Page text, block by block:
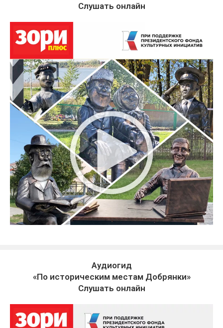
Слушать онлайн
Аудиогид
«По историческим местам Добрянки»
Слушать онлайн